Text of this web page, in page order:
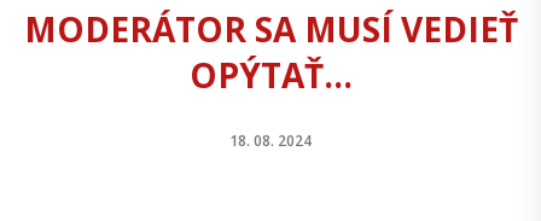
MODERÁTOR SA MUSÍ VEDIEŤ
OPÝTAŤ...
18. 08. 2024